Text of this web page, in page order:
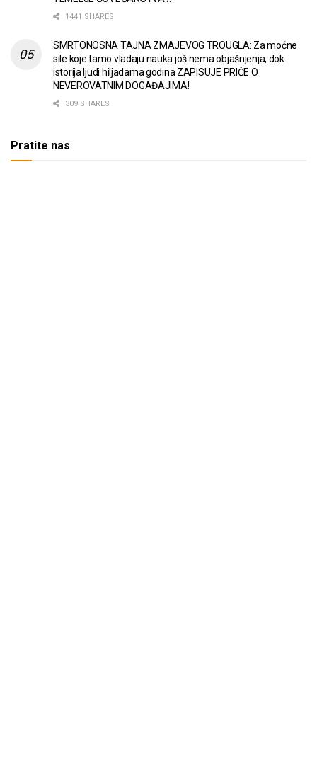
1441 SHARES
SMRTONOSNA TAJNA ZMAJEVOG TROUGLA: Za moćne
sile koje tamo vladaju nauka još nema objašnjenja, dok
istorija ljudi hiljadama godina ZAPISUJE PRIČE O
NEVEROVATNIM DOGAĐAJIMA!
309 SHARES
Pratite nas